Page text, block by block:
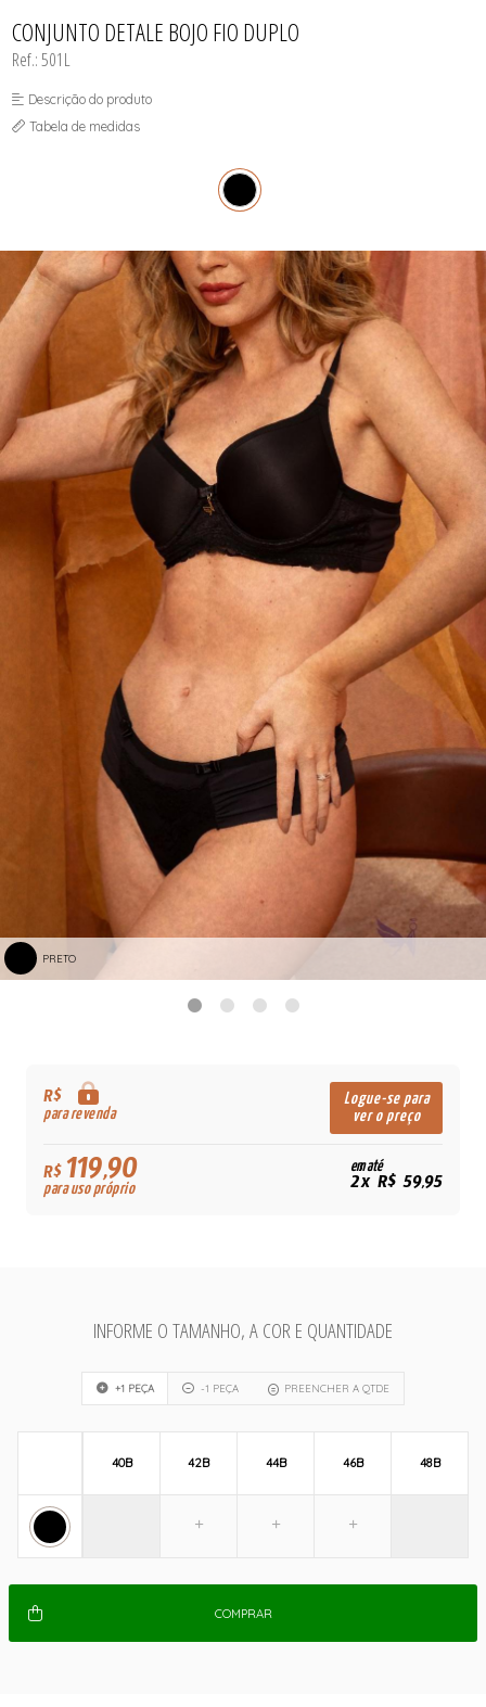
CONJUNTO DETALE BOJO FIO DUPLO
Ref.: 501L
Descrição do produto
Tabela de medidas
PRETO
R$
para revenda
Logue-se para
ver o preço
R$119,90
para uso próprio
em até
2x R$ 59,95
INFORME O TAMANHO, A COR E QUANTIDADE
+1 PEÇA -1 PEÇA PREENCHER A QTDE
40B 42B 44B 46B 48B
COMPRAR